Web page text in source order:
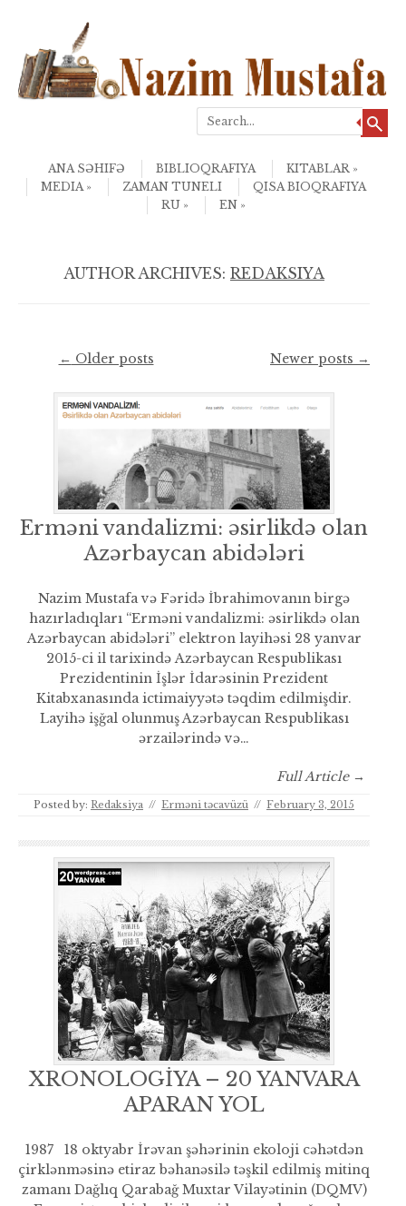
Search
Menu
ANA SƏHIFƏ BIBLIOQRAFIYA
KITABLAR
MEDIA
ZAMAN TUNELI
QISA BIOQRAFIYA
RU
EN
AUTHOR ARCHIVES: REDAKSIYA
Post navigation
← Older posts Newer posts →
Erməni vandalizmi: əsirlikdə olan
Azərbaycan abidələri
Nazim Mustafa və Fəridə İbrahimovanın birgə
hazırladıqları “Erməni vandalizmi: əsirlikdə olan
Azərbaycan abidələri” elektron layihəsi 28 yanvar
2015-ci il tarixində Azərbaycan Respublikası
Prezidentinin İşlər İdarəsinin Prezident
Kitabxanasında ictimaiyyətə təqdim edilmişdir.
Layihə işğal olunmuş Azərbaycan Respublikası
ərzailərində və…
Full Article →
Posted by: Redaksiya // Erməni təcavüzü // February 3, 2015
XRONOLOGİYA – 20 YANVARA
APARAN YOL
1987 18 oktyabr İrəvan şəhərinin ekoloji cəhətdən
çirklənməsinə etiraz bəhanəsilə təşkil edilmiş mitinq
zamanı Dağlıq Qarabağ Muxtar Vilayətinin (DQMV)